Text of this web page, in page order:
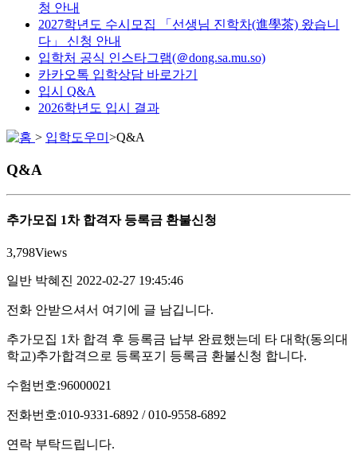
청 안내
2027학년도 수시모집 「선생님 진학차(進學茶) 왔습니
다」 신청 안내
입학처 공식 인스타그램(＠dong.sa.mu.so)
카카오톡 입학상담 바로가기
입시 Q&A
2026학년도 입시 결과
> 입학도우미 >Q&A
Q&A
추가모집 1차 합격자 등록금 환불신청
3,798Views
일반 박혜진 2022-02-27 19:45:46
전화 안받으셔서 여기에 글 남깁니다.
추가모집 1차 합격 후 등록금 납부 완료했는데 타 대학(동의대
학교)추가합격으로 등록포기 등록금 환불신청 합니다.
수험번호:96000021
전화번호:010-9331-6892 / 010-9558-6892
연락 부탁드립니다.